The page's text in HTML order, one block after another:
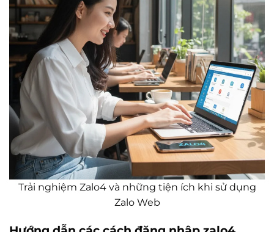
Trải nghiệm Zalo4 và những tiện ích khi sử dụng
Zalo Web